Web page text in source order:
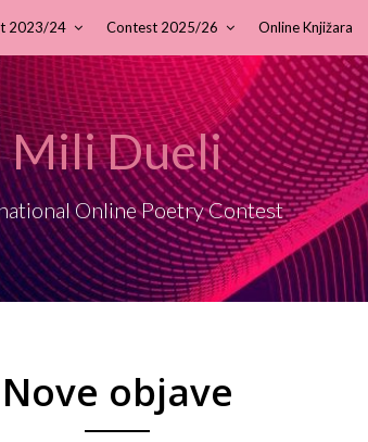
2023/24 Contest 2025/26 Online Knjižara
Mili Dueli
Online Poetry Contest
Nove objave